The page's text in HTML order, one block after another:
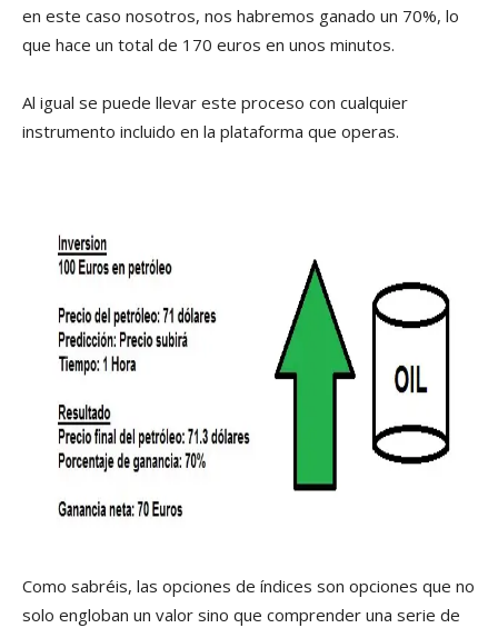
en este caso nosotros, nos habremos ganado un 70%, lo
que hace un total de 170 euros en unos minutos.
Al igual se puede llevar este proceso con cualquier
instrumento incluido en la plataforma que operas.
Como sabréis, las opciones de índices son opciones que no
solo engloban un valor sino que comprender una serie de